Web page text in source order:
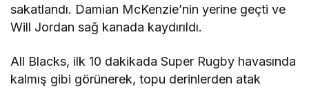
sakatlandı. Damian McKenzie’nin yerine geçti ve
Will Jordan sağ kanada kaydırıldı.
All Blacks, ilk 10 dakikada Super Rugby havasında
kalmış gibi görünerek, topu derinlerden atak